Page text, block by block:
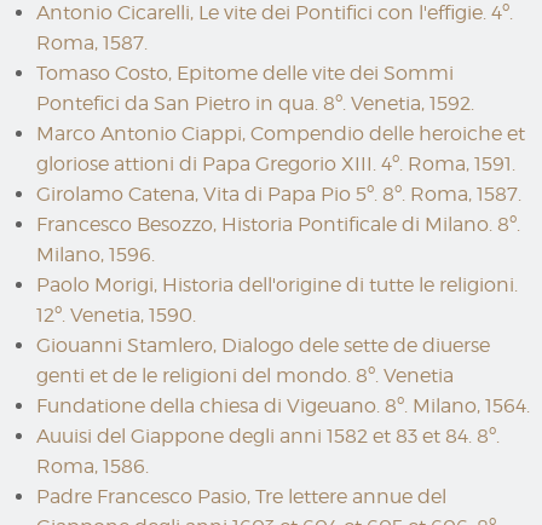
Antonio Cicarelli, Le vite dei Pontifici con l'effigie. 4º.
Roma, 1587.
Tomaso Costo, Epitome delle vite dei Sommi
Pontefici da San Pietro in qua. 8º. Venetia, 1592.
Marco Antonio Ciappi, Compendio delle heroiche et
gloriose attioni di Papa Gregorio XIII. 4º. Roma, 1591.
Girolamo Catena, Vita di Papa Pio 5º. 8º. Roma, 1587.
Francesco Besozzo, Historia Pontificale di Milano. 8º.
Milano, 1596.
Paolo Morigi, Historia dell'origine di tutte le religioni.
12º. Venetia, 1590.
Giouanni Stamlero, Dialogo dele sette de diuerse
genti et de le religioni del mondo. 8º. Venetia
Fundatione della chiesa di Vigeuano. 8º. Milano, 1564.
Auuisi del Giappone degli anni 1582 et 83 et 84. 8º.
Roma, 1586.
Padre Francesco Pasio, Tre lettere annue del